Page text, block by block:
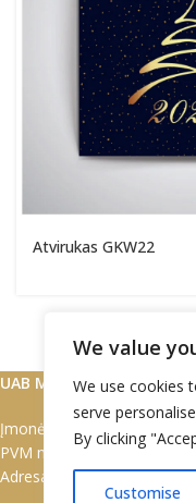
We value
We use cookies
serve
By clicking
Customise
Atvirukas GKW22
UAB Marškinėlis
Įmonės kodas: 302497949
PVM mok. kodas: LT1000
Adresas: Sniego g. 7